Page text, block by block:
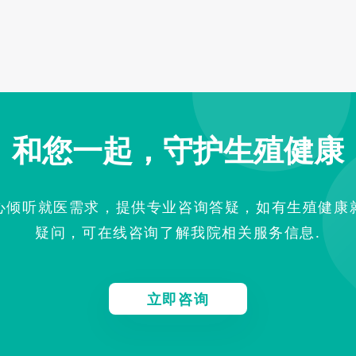
和您一起，守护生殖健康
倾听就医需求，提供专业咨询答疑，如有生殖健康
疑问，可在线咨询了解我院相关服务信息.
立即咨询